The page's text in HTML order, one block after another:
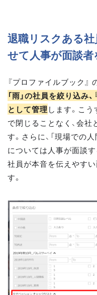
退職リスクある社
せて人事が面談
『プロファイルブック』
「雨」の社員を絞り込み
として管理します。こ
で閉じることなく、会
す。さらに、「現場での
については人事が面談す
社員が本音を伝えやす
す。